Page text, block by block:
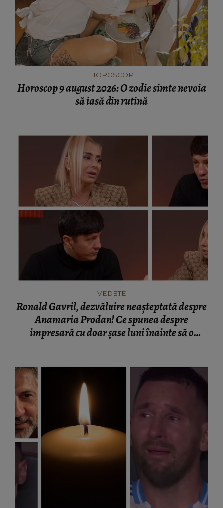
HOROSCOP
Horoscop 9 august 2026: O zodie simte nevoia
să iasă din rutină
VEDETE
Ronald Gavril, dezvăluire neașteptată despre
Anamaria Prodan! Ce spunea despre
impresară cu doar șase luni înainte să o